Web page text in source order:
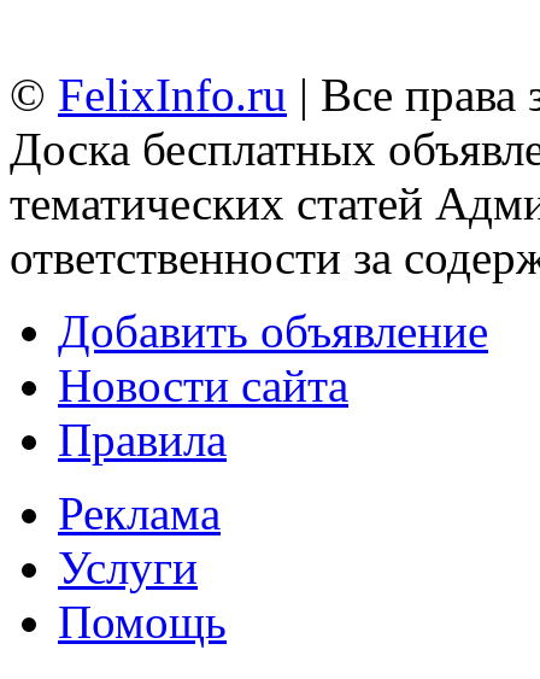
© FelixInfo.ru | Все
Доска бесплатных
тематических статей
ответственности за
Добавить объявление
Новости сайта
Правила
Реклама
Услуги
Помощь